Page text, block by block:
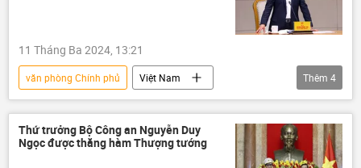
11 Tháng Ba 2024, 13:21
văn phòng Chính phủ
Việt Nam
bất động sản
Bộ Công an Việt Nam
ngân hàng
Bộ Tài nguyên và Môi trường
Thêm 4
Thứ trưởng Bộ Công an Nguyễn Duy
Ngọc được thăng hàm Thượng tướng